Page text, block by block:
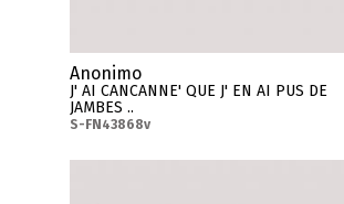
Anonimo
J' AI CANCANNE' QUE J' EN AI PUS DE
JAMBES ..
S-FN43868v